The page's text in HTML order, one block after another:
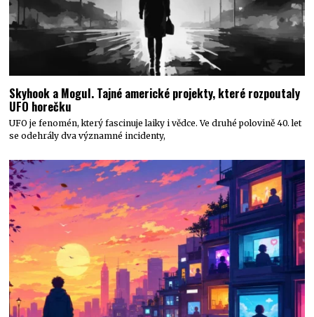
Skyhook a Mogul. Tajné americké projekty, které rozpoutaly
UFO horečku
UFO je fenomén, který fascinuje laiky i vědce. Ve druhé polovině 40. let
se odehrály dva významné incidenty,